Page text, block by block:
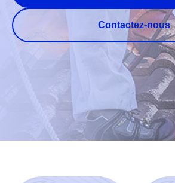
Contactez-nous